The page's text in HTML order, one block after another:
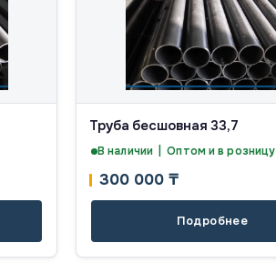
Труба бесшовная 33,7
В наличии | Оптом и в розницу
300 000 ₸
Подробнее